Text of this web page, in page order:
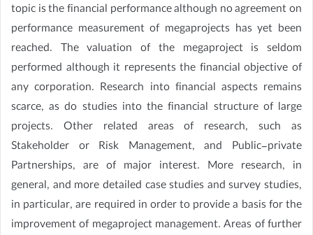
topic is the financial performance although no agreement on
performance measurement of megaprojects has yet been
reached. The valuation of the megaproject is seldom
performed although it represents the financial objective of
any corporation. Research into financial aspects remains
scarce, as do studies into the financial structure of large
projects. Other related areas of research, such as
Stakeholder or Risk Management, and Public-private
Partnerships, are of major interest. More research, in
general, and more detailed case studies and survey studies,
in particular, are required in order to provide a basis for the
improvement of megaproject management. Areas of further